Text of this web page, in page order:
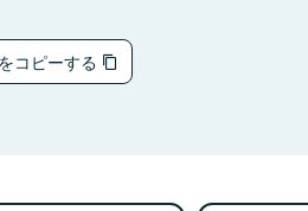
コピーする